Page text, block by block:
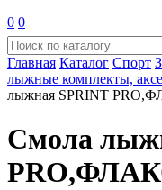
0 0
Главная Каталог Спорт
лыжные комплекты,
лыжная SPRINT
Смола